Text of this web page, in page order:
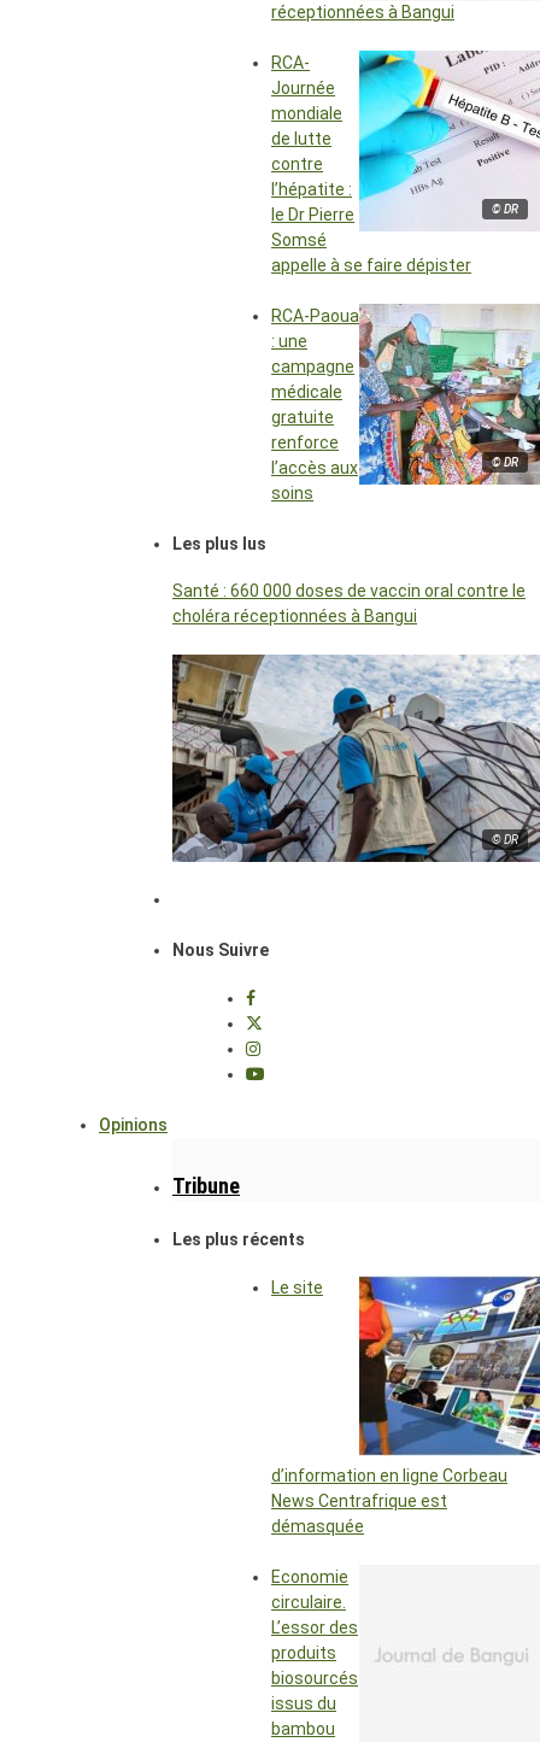
réceptionnées à Bangui
© DR
RCA-
Journée
mondiale
de lutte
contre
l’hépatite :
le Dr Pierre
Somsé
appelle à se faire dépister
© DR
RCA-Paoua
: une
campagne
médicale
gratuite
renforce
l’accès aux
soins
Les plus lus
Santé : 660 000 doses de vaccin oral contre le
choléra réceptionnées à Bangui
© DR
Nous Suivre
Opinions
Tribune
Les plus récents
Le site
d’information en ligne Corbeau
News Centrafrique est
démasquée
Economie
circulaire.
L’essor des
produits
biosourcés
issus du
bambou